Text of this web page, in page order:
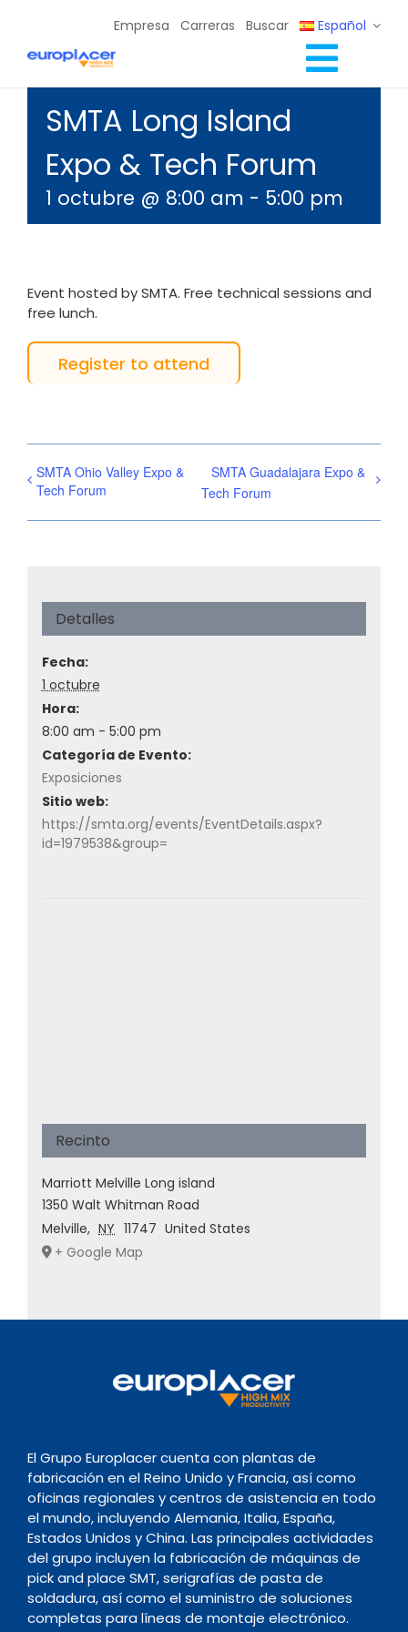
content
Empresa Carreras Buscar Español
Servicios
Recursos / Eventos
Contacto
SMTA Long Island
Expo & Tech Forum
1 octubre @ 8:00 am - 5:00 pm
Event hosted by SMTA. Free technical sessions and
free lunch.
Register to attend
SMTA Ohio Valley Expo &
Tech Forum
SMTA Guadalajara Expo &
Tech Forum
Detalles
Fecha:
1 octubre
Hora:
8:00 am - 5:00 pm
Categoría de Evento:
Exposiciones
Sitio web:
https://smta.org/events/EventDetails.aspx?
id=1979538&group=
Recinto
Marriott Melville Long island
1350 Walt Whitman Road
Melville, NY 11747 United States
+ Google Map
El Grupo Europlacer cuenta con plantas de
fabricación en el Reino Unido y Francia, así como
oficinas regionales y centros de asistencia en todo
el mundo, incluyendo Alemania, Italia, España,
Estados Unidos y China. Las principales actividades
del grupo incluyen la fabricación de máquinas de
pick and place SMT, serigrafías de pasta de
soldadura, así como el suministro de soluciones
completas para líneas de montaje electrónico.